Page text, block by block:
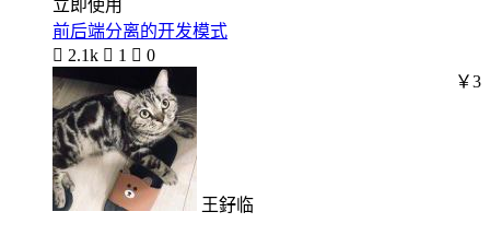
立即使用
前后端分离的开发模式
 2.1k  1  0
王釨临
￥3